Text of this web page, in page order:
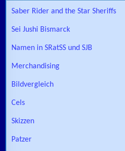
Saber Rider and the Star Sheriffs
Sei Jushi Bismarck
Namen in SRatSS und SJB
Merchandising
Bildvergleich
Cels
Skizzen
Patzer